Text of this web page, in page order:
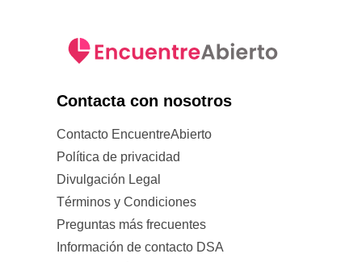
Contacta con nosotros
Contacto EncuentreAbierto
Política de privacidad
Divulgación Legal
Términos y Condiciones
Preguntas más frecuentes
Información de contacto DSA